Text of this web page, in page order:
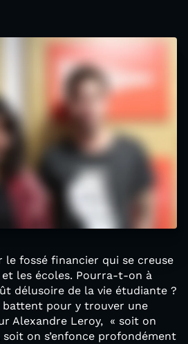
le fossé financier qui se creuse
les écoles. Pourra-t-on à
délusoire de la vie étudiante ?
battent pour y trouver une
Alexandre Leroy, « soit on
on s’enfonce profondément